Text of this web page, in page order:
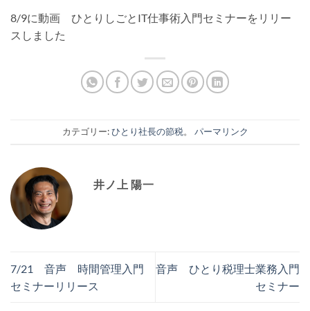
8/9に動画 ひとりしごとIT仕事術入門セミナーをリリー
スしました
カテゴリー:ひとり社長の節税。 パーマリンク
井ノ上 陽一
7/21 音声 時間管理入門
セミナーリリース
音声 ひとり税理士業務入門
セミナー